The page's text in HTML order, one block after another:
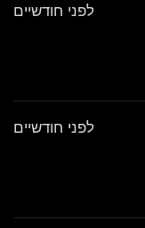
לפני חודשיים
לפני חודשיים